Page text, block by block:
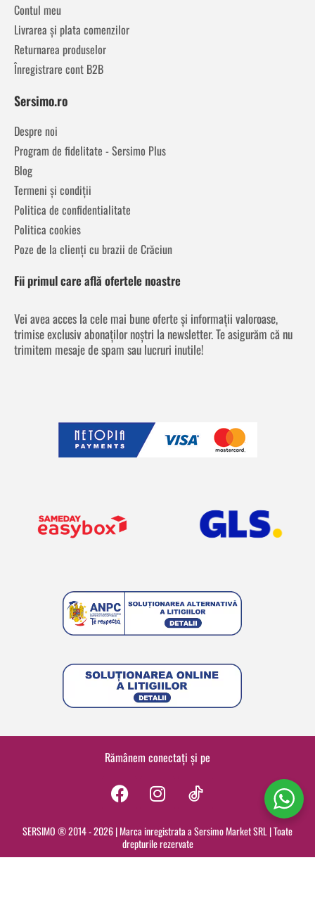
Contul meu
Livrarea și plata comenzilor
Returnarea produselor
Înregistrare cont B2B
Sersimo.ro
Despre noi
Program de fidelitate - Sersimo Plus
Blog
Termeni și condiții
Politica de confidentialitate
Politica cookies
Poze de la clienți cu brazii de Crăciun
Fii primul care află ofertele noastre
Vei avea acces la cele mai bune oferte și informații valoroase,
trimise exclusiv abonaților noștri la newsletter. Te asigurăm că nu
trimitem mesaje de spam sau lucruri inutile!
Rămânem conectați și pe
F
c
e
I
s
t
SERSIMO ® 2014 - 2026 | Marca inregistrata a Sersimo Market SRL | Toate
drepturile rezervate